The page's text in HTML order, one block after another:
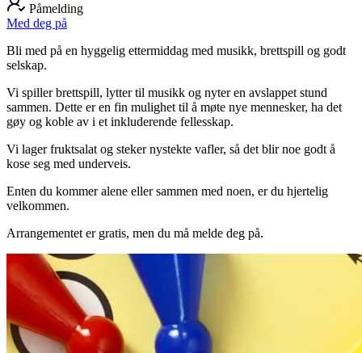
Påmelding
Med deg på
Bli med på en hyggelig ettermiddag med musikk, brettspill og godt
selskap.
Vi spiller brettspill, lytter til musikk og nyter en avslappet stund
sammen. Dette er en fin mulighet til å møte nye mennesker, ha det
gøy og koble av i et inkluderende fellesskap.
Vi lager fruktsalat og steker nystekte vafler, så det blir noe godt å
kose seg med underveis.
Enten du kommer alene eller sammen med noen, er du hjertelig
velkommen.
Arrangementet er gratis, men du må melde deg på.